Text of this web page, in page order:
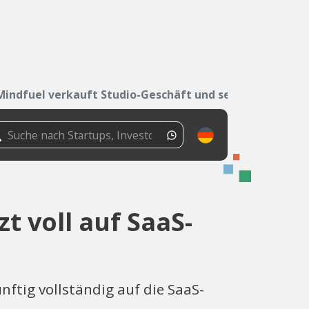
verkauft Studio-Geschäft und setzt...
voll auf SaaS-
vollständig auf die SaaS-